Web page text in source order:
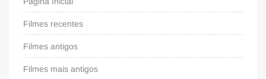
Filmes recentes
Filmes antigos
Filmes mais antigos